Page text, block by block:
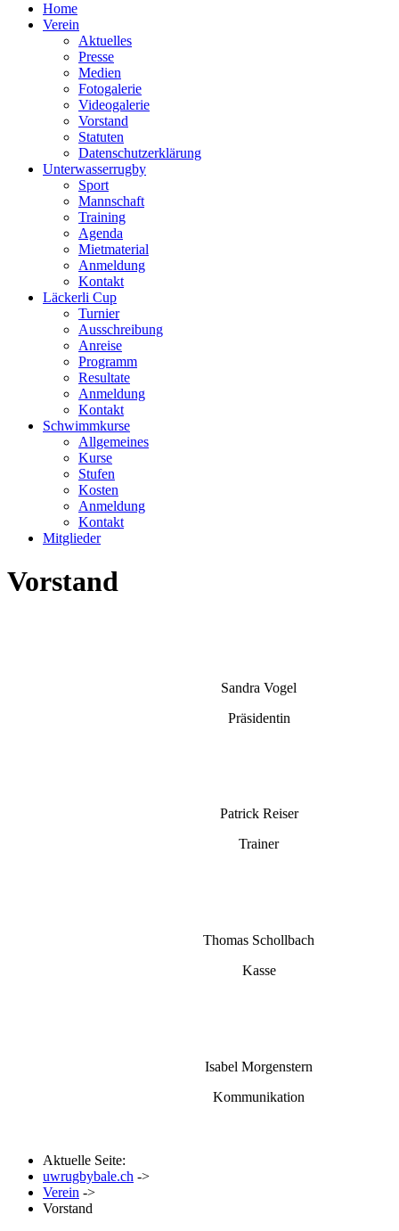
Home
Verein
Aktuelles
Presse
Medien
Fotogalerie
Videogalerie
Vorstand
Statuten
Datenschutzerklärung
Unterwasserrugby
Sport
Mannschaft
Training
Agenda
Mietmaterial
Anmeldung
Kontakt
Läckerli Cup
Turnier
Ausschreibung
Anreise
Programm
Resultate
Anmeldung
Kontakt
Schwimmkurse
Allgemeines
Kurse
Stufen
Kosten
Anmeldung
Kontakt
Mitglieder
Vorstand
Sandra Vogel
Präsidentin
Patrick Reiser
Trainer
Thomas Schollbach
Kasse
Isabel Morgenstern
Kommunikation
Aktuelle Seite:
uwrugbybale.ch ->
Verein ->
Vorstand